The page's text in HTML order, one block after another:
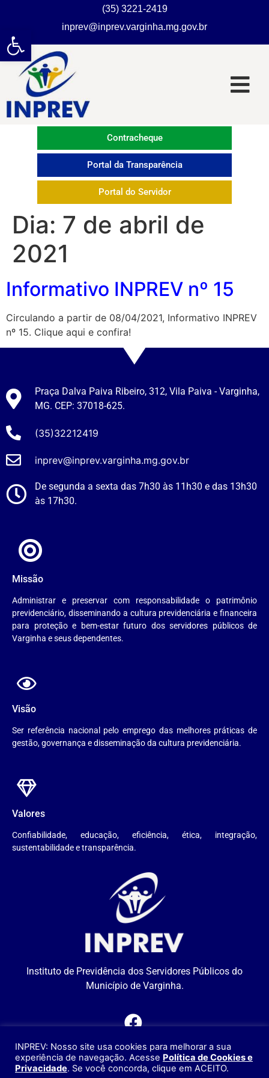
Abrir a barra de ferramentas
(35) 3221-2419
inprev@inprev.varginha.mg.gov.br
Contracheque
Portal da Transparência
Portal do Servidor
Dia: 7 de abril de
2021
Informativo INPREV nº 15
Circulando a partir de 08/04/2021, Informativo INPREV
nº 15. Clique aqui e confira!
Praça Dalva Paiva Ribeiro, 312, Vila Paiva - Varginha,
MG. CEP: 37018-625.
(35)32212419
inprev@inprev.varginha.mg.gov.br
De segunda a sexta das 7h30 às 11h30 e das 13h30
às 17h30.
Missão
Administrar e preservar com responsabilidade o patrimônio
previdenciário, disseminando a cultura previdenciária e financeira
para proteção e bem-estar futuro dos servidores públicos de
Varginha e seus dependentes.
Visão
Ser referência nacional pelo emprego das melhores práticas de
gestão, governança e disseminação da cultura previdenciária.
Valores
Confiabilidade, educação, eficiência, ética, integração,
sustentabilidade e transparência.
Instituto de Previdência dos Servidores Públicos do
Município de Varginha.
SITEMAP
INPREV: Nosso site usa cookies para melhorar a sua
experiência de navegação. Acesse Política de Cookies e
Privacidade. Se você concorda, clique em ACEITO.